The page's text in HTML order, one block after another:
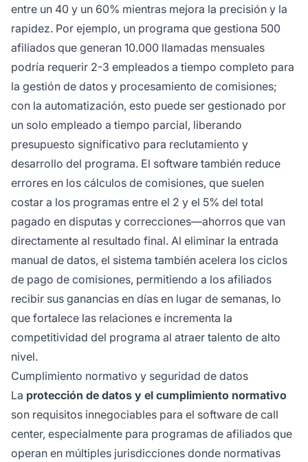
entre un 40 y un 60% mientras mejora la precisión y la
rapidez. Por ejemplo, un programa que gestiona 500
afiliados que generan 10.000 llamadas mensuales
podría requerir 2-3 empleados a tiempo completo para
la gestión de datos y procesamiento de comisiones;
con la automatización, esto puede ser gestionado por
un solo empleado a tiempo parcial, liberando
presupuesto significativo para reclutamiento y
desarrollo del programa. El software también reduce
errores en los cálculos de comisiones, que suelen
costar a los programas entre el 2 y el 5% del total
pagado en disputas y correcciones—ahorros que van
directamente al resultado final. Al eliminar la entrada
manual de datos, el sistema también acelera los ciclos
de pago de comisiones, permitiendo a los afiliados
recibir sus ganancias en días en lugar de semanas, lo
que fortalece las relaciones e incrementa la
competitividad del programa al atraer talento de alto
nivel.
Cumplimiento normativo y seguridad de datos
La protección de datos y el cumplimiento normativo
son requisitos innegociables para el software de call
center, especialmente para programas de afiliados que
operan en múltiples jurisdicciones donde normativas